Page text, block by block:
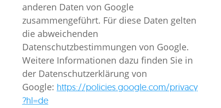
anderen Daten von Google
zusammengeführt. Für diese Daten gelten
die abweichenden
Datenschutzbestimmungen von Google.
Weitere Informationen dazu finden Sie in
der Datenschutzerklärung von
Google: https://policies.google.com/privacy
?hl=de